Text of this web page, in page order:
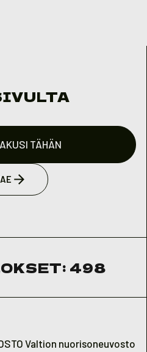
498
Valtion nuorisoneuvosto